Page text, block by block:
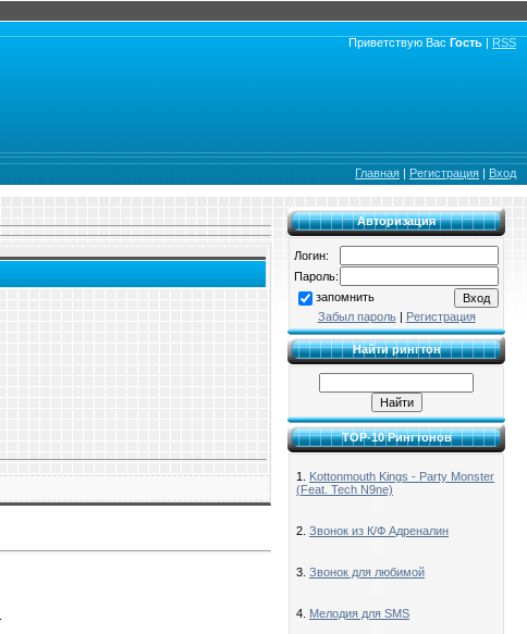
Приветствую Вас Гость | RSS
Главная | Регистрация | Вход
Авторизация
Логин:
Пароль:
запомнить
Забыл пароль| Регистрация
Найти рингтон
TOP-10 Рингтонов
1. Kottonmouth Kings - Party Monster
(Feat. Tech N9ne)
2. Звонок из К/Ф Адреналин
3. Звонок для любимой
4. Мелодия для SMS